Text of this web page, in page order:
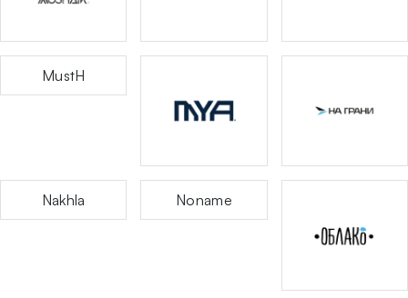
MustH
Nakhla Noname